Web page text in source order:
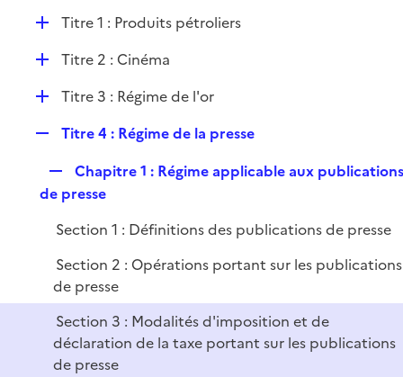
l
i
e
p
l
i
e
DTitre 1 : Produits pétroliers
D
e
r
Titre 2 : Cinéma
D
e
r
Titre 3 : Régime de l'or
p
l
e
r
Titre 4 : Régime de la presse
e
l
r
Chapitre 1 : Régime applicable aux
de presse
Section 1 : Définitions des publications de presse
Section 2 : Opérations portant sur les publications
de presse
Section 3 : Modalités d'imposition et de
déclaration de la taxe portant sur les publications
de presse